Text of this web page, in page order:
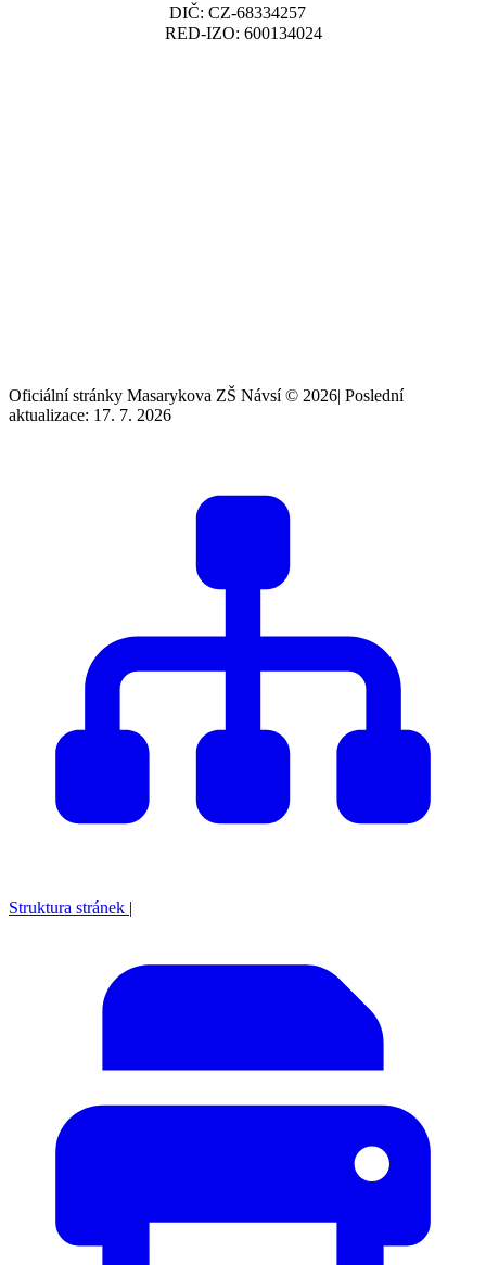
DIČ: CZ-68334257
RED-IZO: 600134024
Oficiální stránky Masarykova ZŠ Návsí © 2026| Poslední
aktualizace: 17. 7. 2026
Struktura stránek |